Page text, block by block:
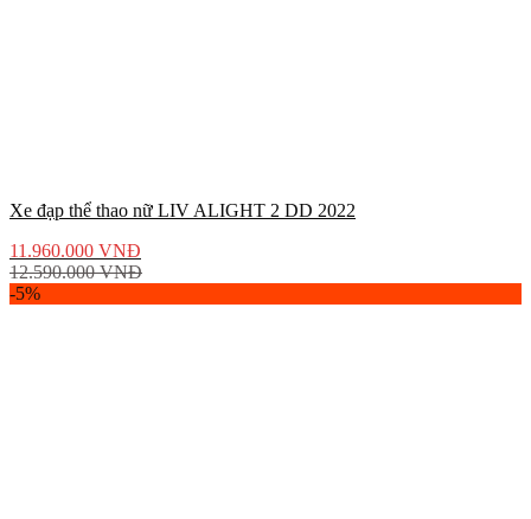
Xe đạp thể thao nữ LIV ALIGHT 2 DD 2022
11.960.000 VNĐ
12.590.000VNĐ
-5%